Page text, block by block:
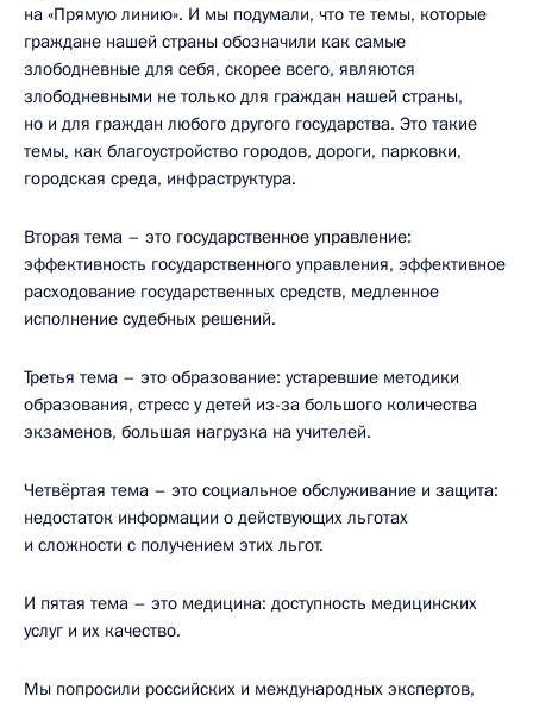
на «Прямую линию». И мы подумали, что те темы, которые
граждане нашей страны обозначили как самые
злободневные для себя, скорее всего, являются
злободневными не только для граждан нашей страны,
но и для граждан любого другого государства. Это такие
темы, как благоустройство городов, дороги, парковки,
городская среда, инфраструктура.
Вторая тема – это государственное управление:
эффективность государственного управления, эффективное
расходование государственных средств, медленное
исполнение судебных решений.
Третья тема – это образование: устаревшие методики
образования, стресс у детей из-за большого количества
экзаменов, большая нагрузка на учителей.
Четвёртая тема – это социальное обслуживание и защита:
недостаток информации о действующих льготах
и сложности с получением этих льгот.
И пятая тема – это медицина: доступность медицинских
услуг и их качество.
Мы попросили российских и международных экспертов,